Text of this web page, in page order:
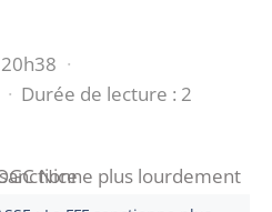
·
· Durée de lecture : 2